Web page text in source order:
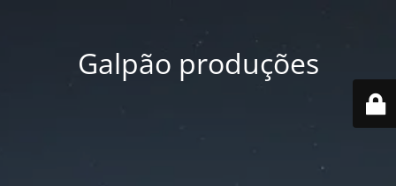
Galpão produções